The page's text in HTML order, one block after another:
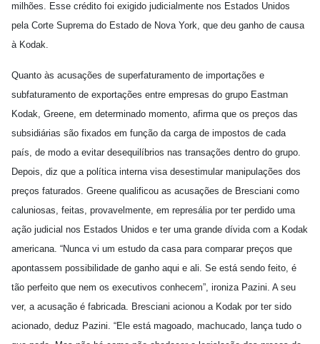
milhões. Esse crédito foi exigido judicialmente nos Estados Unidos
pela Corte Suprema do Estado de Nova York, que deu ganho de causa
à Kodak.
Quanto às acusações de superfaturamento de importações e
subfaturamento de exportações entre empresas do grupo Eastman
Kodak, Greene, em determinado momento, afirma que os preços das
subsidiárias são fixados em função da carga de impostos de cada
país, de modo a evitar desequilíbrios nas transações dentro do grupo.
Depois, diz que a política interna visa desestimular manipulações dos
preços faturados. Greene qualificou as acusações de Bresciani como
caluniosas, feitas, provavelmente, em represália por ter perdido uma
ação judicial nos Estados Unidos e ter uma grande dívida com a Kodak
americana. “Nunca vi um estudo da casa para comparar preços que
apontassem possibilidade de ganho aqui e ali. Se está sendo feito, é
tão perfeito que nem os executivos conhecem”, ironiza Pazini. A seu
ver, a acusação é fabricada. Bresciani acionou a Kodak por ter sido
acionado, deduz Pazini. “Ele está magoado, machucado, lança tudo o